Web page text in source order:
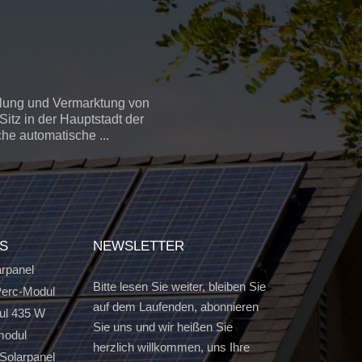
und Vermarktung von
in der Hauptstadt der
automatische ...
Modul
435 W
NEWSLETTER
Bitte lesen Sie weiter, bleiben Sie
auf dem Laufenden, abonnieren
Sie uns und wir heißen Sie
herzlich willkommen, uns Ihre